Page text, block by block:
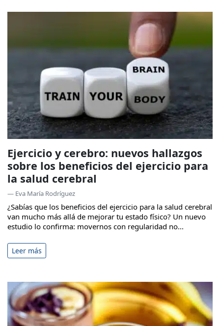
Ejercicio y cerebro: nuevos hallazgos
sobre los beneficios del ejercicio para
la salud cerebral
— Eva María Rodríguez
¿Sabías que los beneficios del ejercicio para la salud cerebral
van mucho más allá de mejorar tu estado físico? Un nuevo
estudio lo confirma: movernos con regularidad no...
Leer más